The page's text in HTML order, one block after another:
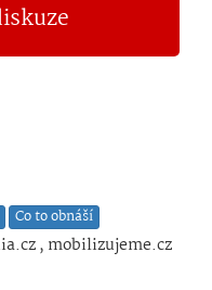
Co to obnáší
, mobilizujeme.cz